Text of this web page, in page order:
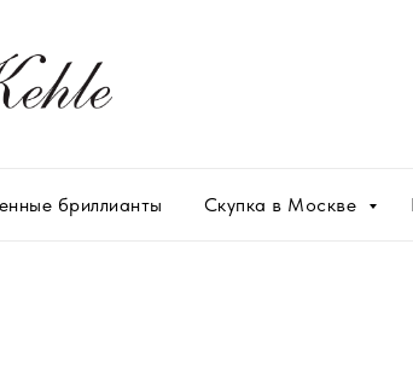
бриллианты Скупка в Москве